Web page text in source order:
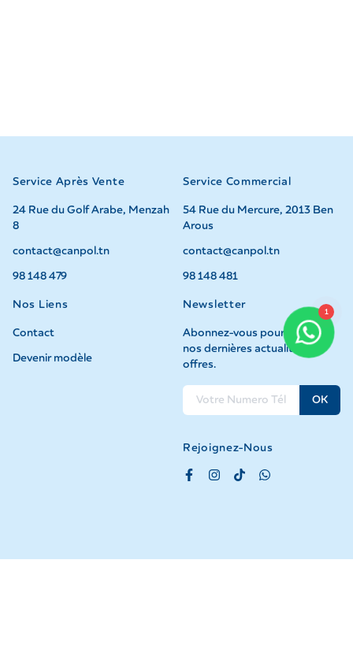
1
Service Après Vente
24 Rue du Golf Arabe, Menzah
8
contact@canpol.tn
98 148 479
Service Commercial
54 Rue du Mercure, 2013 Ben
Arous
contact@canpol.tn
98 148 481
Nos Liens
Contact
Devenir modèle
Newsletter
Abonnez-vous pour recevoir
nos dernières actualités et
offres.
OK
Rejoignez-Nous